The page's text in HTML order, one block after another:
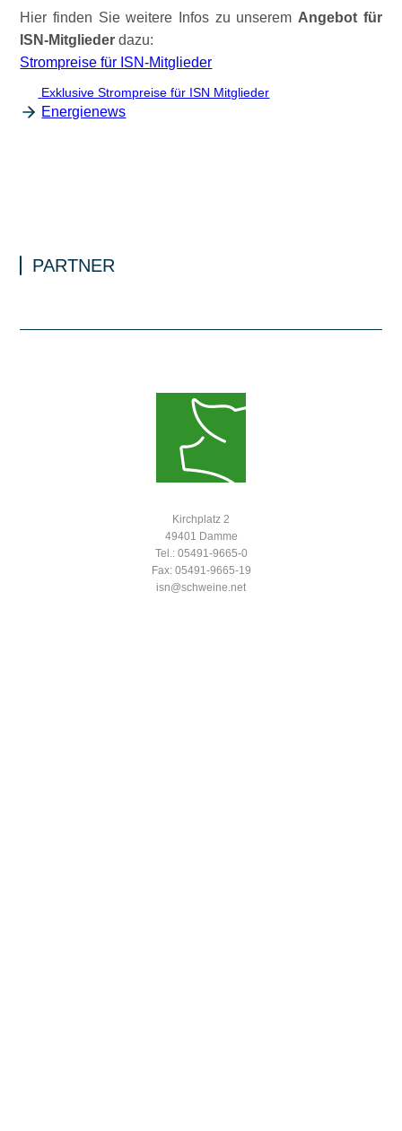
Hier finden Sie weitere Infos zu unserem Angebot für
ISN-Mitglieder dazu:
Strompreise für ISN-Mitglieder
Exklusive Strompreise für ISN Mitglieder
Energienews
PARTNER
Kirchplatz 2
49401 Damme
Tel.: 05491-9665-0
Fax: 05491-9665-19
isn@schweine.net